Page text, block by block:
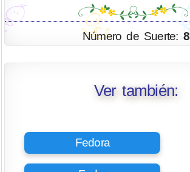
Número de Suerte:8
Ver también:
Fedora